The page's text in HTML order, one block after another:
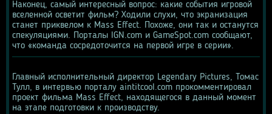
Наконец, самый интересный вопрос: какие события игровой
вселенной осветит фильм? Ходили слухи, что экранизация
станет приквелом к Mass Effect. Похоже, они так и останутся
спекуляциями. Порталы IGN.com и GameSpot.com сообщают,
что «команда сосредоточится на первой игре в серии».
Главный исполнительный директор Legendary Pictures, Томас
Тулл, в интервью порталу aintitcool.com прокомментировал
проект фильма Mass Effect, находящегося в данный момент
на этапе подготовки к производству.